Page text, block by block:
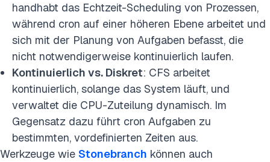
handhabt das Echtzeit-Scheduling von Prozessen,
während cron auf einer höheren Ebene arbeitet und
sich mit der Planung von Aufgaben befasst, die
nicht notwendigerweise kontinuierlich laufen.
Kontinuierlich vs. Diskret: CFS arbeitet
kontinuierlich, solange das System läuft, und
verwaltet die CPU-Zuteilung dynamisch. Im
Gegensatz dazu führt cron Aufgaben zu
bestimmten, vordefinierten Zeiten aus.
Werkzeuge wie Stonebranch können auch